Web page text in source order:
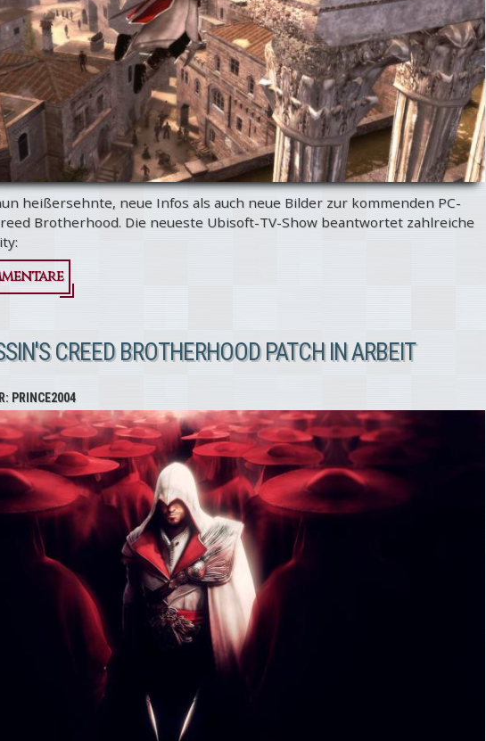
heißersehnte, neue Infos als auch neue Bilder zur kommenden PC-
Brotherhood. Die neueste Ubisoft-TV-Show beantwortet zahlreiche
PC-
CREED BROTHERHOOD PATCH IN ARBEIT
PRINCE2004